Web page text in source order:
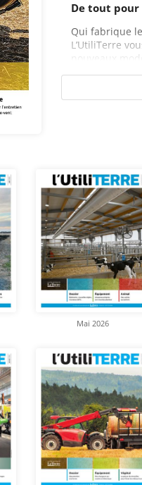
De tout pour
Qui fabrique
L’UtiliTerre
nouveaux
Mai 2026